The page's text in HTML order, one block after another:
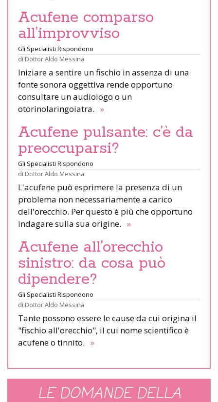
Acufene comparso
all’improvviso
Gli Specialisti Rispondono
di Dottor Aldo Messina
Iniziare a sentire un fischio in assenza di una
fonte sonora oggettiva rende opportuno
consultare un audiologo o un
otorinolaringoiatra. »
Acufene pulsante: c’è da
preoccuparsi?
Gli Specialisti Rispondono
di Dottor Aldo Messina
L'acufene può esprimere la presenza di un
problema non necessariamente a carico
dell'orecchio. Per questo è più che opportuno
indagare sulla sua origine. »
Acufene all’orecchio
sinistro: da cosa può
dipendere?
Gli Specialisti Rispondono
di Dottor Aldo Messina
Tante possono essere le cause da cui origina il
"fischio all'orecchio", il cui nome scientifico è
acufene o tinnito. »
LE DOMANDE DELLA